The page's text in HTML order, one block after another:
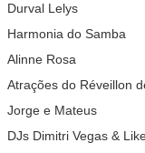
Durval Lelys
Harmonia do Samba
Alinne Rosa
Atrações do Réveillon
Jorge e Mateus
DJs Dimitri Vegas &